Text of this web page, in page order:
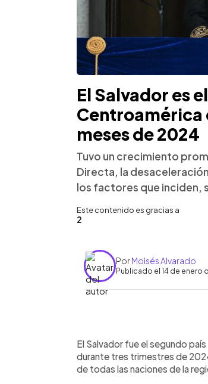
El Salvador es
Centroamérica
meses de 2024
Tuvo un crecimiento
Directa, la
los factores que inciden,
Este contenido es gracias a
2
PorMoisés Alvarado
Publicado el 14 de enero
► Escuchar artículo
El Salvador fue el segundo
durante tres trimestres de
de todas las naciones de la